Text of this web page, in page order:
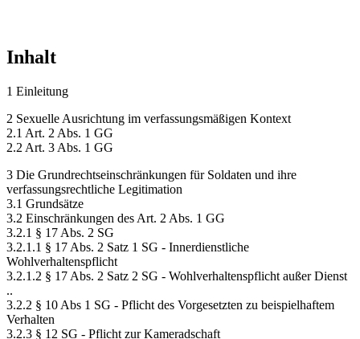
Inhalt
1 Einleitung
2 Sexuelle Ausrichtung im verfassungsmäßigen Kontext
2.1 Art. 2 Abs. 1 GG
2.2 Art. 3 Abs. 1 GG
3 Die Grundrechtseinschränkungen für Soldaten und ihre
verfassungsrechtliche Legitimation
3.1 Grundsätze
3.2 Einschränkungen des Art. 2 Abs. 1 GG
3.2.1 § 17 Abs. 2 SG
3.2.1.1 § 17 Abs. 2 Satz 1 SG - Innerdienstliche
Wohlverhaltenspflicht
3.2.1.2 § 17 Abs. 2 Satz 2 SG - Wohlverhaltenspflicht außer Dienst
..
3.2.2 § 10 Abs 1 SG - Pflicht des Vorgesetzten zu beispielhaftem
Verhalten
3.2.3 § 12 SG - Pflicht zur Kameradschaft